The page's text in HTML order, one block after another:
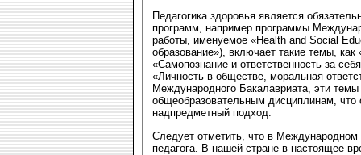
Педагогика здоровья является
программ, например программы
работы, именуемое «Health and Social
образование»), включает такие темы,
«Самопознание и ответственность за
«Личность в обществе, моральная
Международного Бакалавриата, эти
общеобразовательным дисциплинам,
надпредметный подход.
Следует отметить, что в Международном
педагога. В нашей стране в настоящее